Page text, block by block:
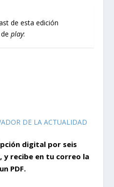
de esta edición
deplay:
DE LA ACTUALIDAD
digital por seis
y recibe en tu correo la
PDF.